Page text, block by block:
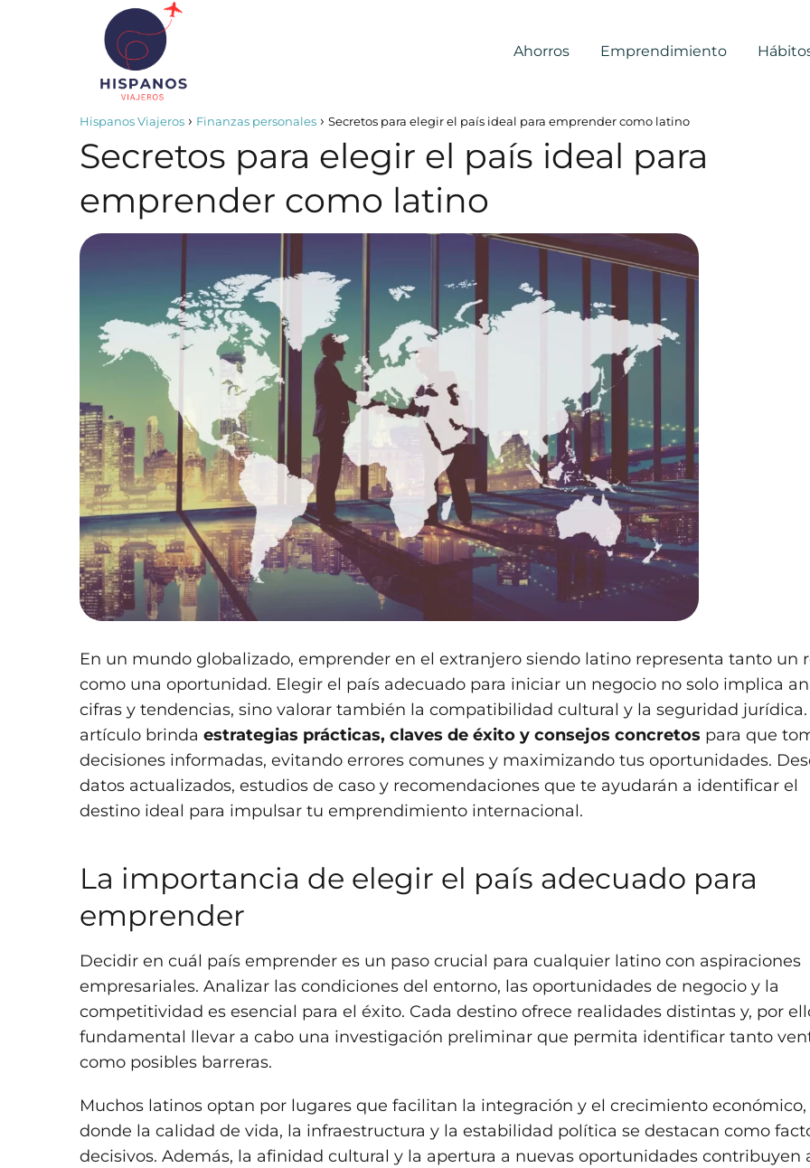
Ahorros Emprendimiento
Hispanos Viajeros Finanzas personales Secretos para elegir el país ideal para emprender como latino
Secretos para elegir el país ideal para
emprender como latino
En un mundo globalizado, emprender en el extranjero siendo latino representa tanto un
como una oportunidad. Elegir el país adecuado para iniciar un negocio no solo implica
cifras y tendencias, sino valorar también la compatibilidad cultural y la seguridad jurídica.
artículo brinda estrategias prácticas, claves de éxito y consejos concretos para que
decisiones informadas, evitando errores comunes y maximizando tus oportunidades.
datos actualizados, estudios de caso y recomendaciones que te ayudarán a identificar el
destino ideal para impulsar tu emprendimiento internacional.
La importancia de elegir el país adecuado para
emprender
Decidir en cuál país emprender es un paso crucial para cualquier latino con aspiraciones
empresariales. Analizar las condiciones del entorno, las oportunidades de negocio y la
competitividad es esencial para el éxito. Cada destino ofrece realidades distintas y, por
fundamental llevar a cabo una investigación preliminar que permita identificar tanto
como posibles barreras.
Muchos latinos optan por lugares que facilitan la integración y el crecimiento económico,
donde la calidad de vida, la infraestructura y la estabilidad política se destacan como
decisivos. Además, la afinidad cultural y la apertura a nuevas oportunidades contribuyen